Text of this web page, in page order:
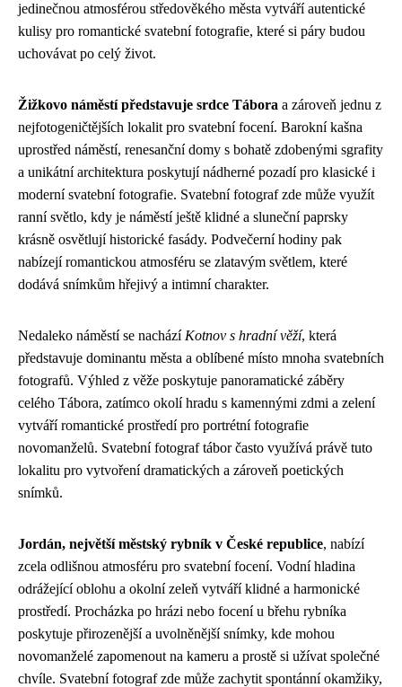
jedinečnou atmosférou středověkého města vytváří autentické
kulisy pro romantické svatební fotografie, které si páry budou
uchovávat po celý život.
Žižkovo náměstí představuje srdce Tábora a zároveň jednu z
nejfotogeničtějších lokalit pro svatební focení. Barokní kašna
uprostřed náměstí, renesanční domy s bohatě zdobenými sgrafity
a unikátní architektura poskytují nádherné pozadí pro klasické i
moderní svatební fotografie. Svatební fotograf zde může využít
ranní světlo, kdy je náměstí ještě klidné a sluneční paprsky
krásně osvětlují historické fasády. Podvečerní hodiny pak
nabízejí romantickou atmosféru se zlatavým světlem, které
dodává snímkům hřejivý a intimní charakter.
Nedaleko náměstí se nachází Kotnov s hradní věží, která
představuje dominantu města a oblíbené místo mnoha svatebních
fotografů. Výhled z věže poskytuje panoramatické záběry
celého Tábora, zatímco okolí hradu s kamennými zdmi a zelení
vytváří romantické prostředí pro portrétní fotografie
novomanželů. Svatební fotograf tábor často využívá právě tuto
lokalitu pro vytvoření dramatických a zároveň poetických
snímků.
Jordán, největší městský rybník v České republice, nabízí
zcela odlišnou atmosféru pro svatební focení. Vodní hladina
odrážející oblohu a okolní zeleň vytváří klidné a harmonické
prostředí. Procházka po hrázi nebo focení u břehu rybníka
poskytuje přirozenější a uvolněnější snímky, kde mohou
novomanželé zapomenout na kameru a prostě si užívat společné
chvíle. Svatební fotograf zde může zachytit spontánní okamžiky,